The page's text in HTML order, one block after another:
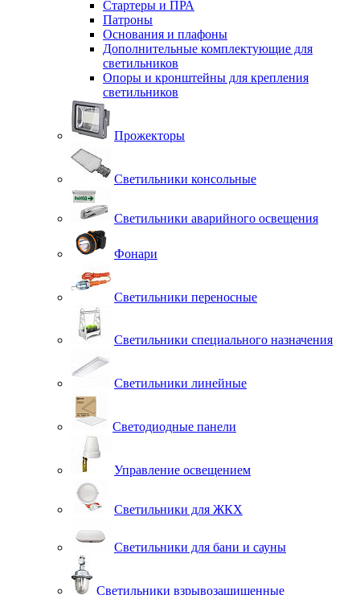
Стартеры и ПРА
Патроны
Основания и плафоны
Дополнительные комплектующие для
светильников
Опоры и кронштейны для крепления
светильников
Прожекторы
Светильники консольные
Светильники аварийного освещения
Фонари
Светильники переносные
Светильники специального назначения
Светильники линейные
Светодиодные панели
Управление освещением
Светильники для ЖКХ
Светильники для бани и сауны
Светильники взрывозащищенные